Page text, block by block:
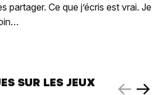
partager. Ce que j’écris est vrai. Je
SUR LES JEUX